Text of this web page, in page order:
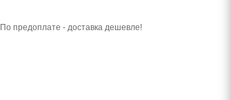
По предоплате - доставка дешевле!